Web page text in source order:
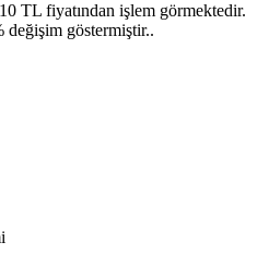
TL fiyatından işlem görmektedir.
değişim göstermiştir..